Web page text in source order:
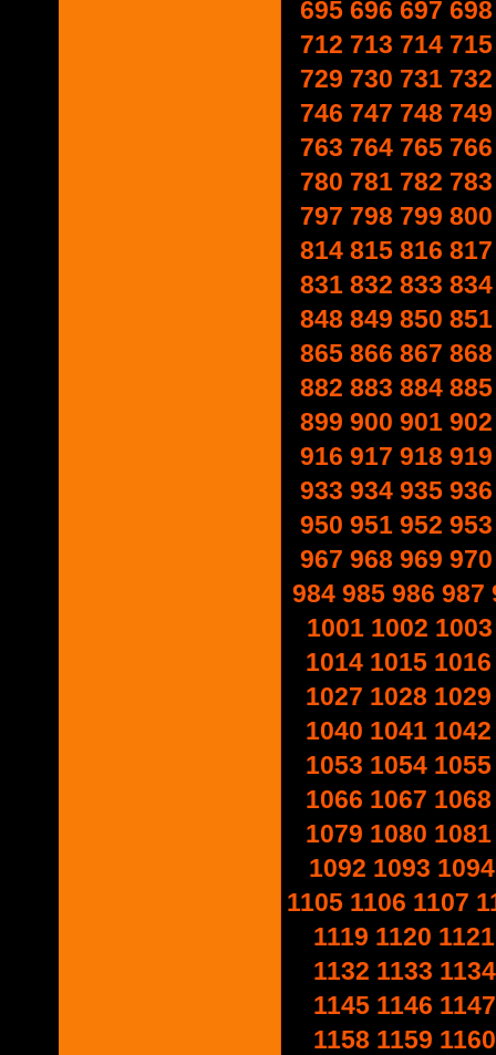
695 696 697 698
712 713 714 715
729 730 731 732
746 747 748 749
763 764 765 766
780 781 782 783
797 798 799 800
814 815 816 817
831 832 833 834
848 849 850 851
865 866 867 868
882 883 884 885
899 900 901 902
916 917 918 919
933 934 935 936
950 951 952 953
967 968 969 970
984 985 986 987
1001 1002 1003
1014 1015 1016
1027 1028 1029
1040 1041 1042
1053 1054 1055
1066 1067 1068
1079 1080 1081
1092 1093 1094
1105 1106 1107
1119 1120 1121
1132 1133 1134
1145 1146 1147
1158 1159 1160